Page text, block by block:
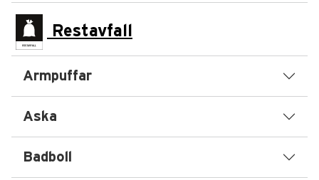
Restavfall
Armpuffar
Aska
Badboll